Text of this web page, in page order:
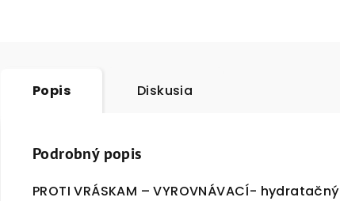
Popis Diskusia
Podrobný popis
PROTI VRÁSKAM – VYROVNÁVACÍ- hydratačný